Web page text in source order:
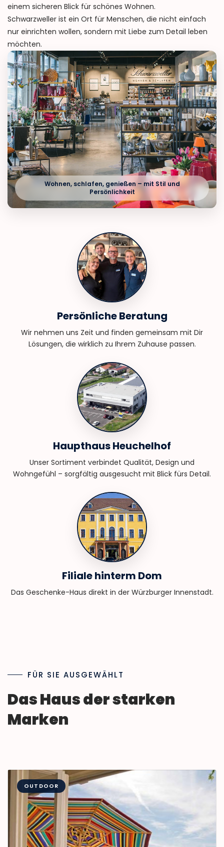
einem sicheren Blick für schönes Wohnen.
Schwarzweller ist ein Ort für Menschen, die nicht einfach
nur einrichten wollen, sondern mit Liebe zum Detail leben
möchten.
Wohnen, schlafen, genießen – mit Stil und
Persönlichkeit
Persönliche Beratung
Wir nehmen uns Zeit und finden gemeinsam mit Dir
Lösungen, die wirklich zu Ihrem Zuhause passen.
Haupthaus Heuchelhof
Unser Sortiment verbindet Qualität, Design und
Wohngefühl – sorgfältig ausgesucht mit Blick fürs Detail.
Filiale hinterm Dom
Das Geschenke-Haus direkt in der Würzburger Innenstadt.
FÜR SIE AUSGEWÄHLT
Das Haus der starken
Marken
OUTDOOR